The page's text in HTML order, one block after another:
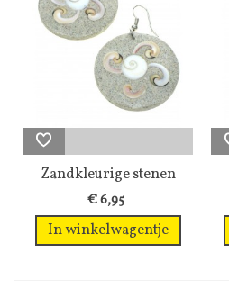
Zandkleurige stenen
oorhangers...
€ 6,95
In winkelwagentje